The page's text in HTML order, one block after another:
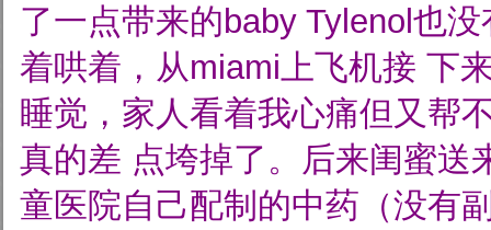
了一点带来的baby Tylenol也
着哄着，从miami上飞机接 下
睡觉，家人看着我心痛但又帮
真的差 点垮掉了。后来闺蜜送
童医院自己配制的中药（没有